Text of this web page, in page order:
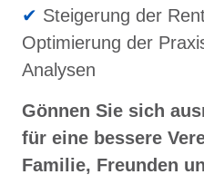
✔ Steigerung der
Optimierung der
Analysen
Gönnen Sie sich
für eine bessere
Familie, Freunden